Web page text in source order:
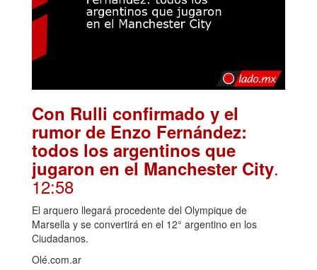
Con Rulli confirmado y el
rumor de Enzo Fernández:
todos los argentinos que
jugaron en el Manchester City.
12:58
El arquero llegará procedente del Olympique de
Marsella y se convertirá en el 12° argentino en los
Ciudadanos.
Olé.com.ar